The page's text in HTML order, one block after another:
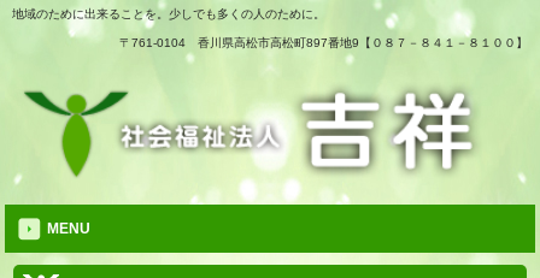
地域のために出来ることを。少しでも多くの人のために。
〒761-0104 香川県高松市高松町897番地9【０８７－８４１－８１００】
MENU